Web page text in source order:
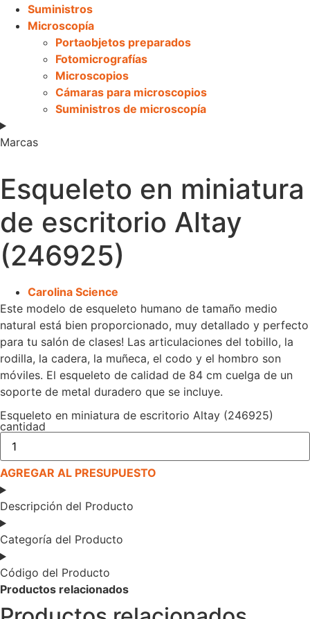
Suministros
Microscopía
Portaobjetos preparados
Fotomicrografías
Microscopios
Cámaras para microscopios
Suministros de microscopía
Marcas
Esqueleto en miniatura
de escritorio Altay
(246925)
Carolina Science
Este modelo de esqueleto humano de tamaño medio
natural está bien proporcionado, muy detallado y perfecto
para tu salón de clases! Las articulaciones del tobillo, la
rodilla, la cadera, la muñeca, el codo y el hombro son
móviles. El esqueleto de calidad de 84 cm cuelga de un
soporte de metal duradero que se incluye.
Esqueleto en miniatura de escritorio Altay (246925)
cantidad
AGREGAR AL PRESUPUESTO
Descripción del Producto
Categoría del Producto
Código del Producto
Productos relacionados